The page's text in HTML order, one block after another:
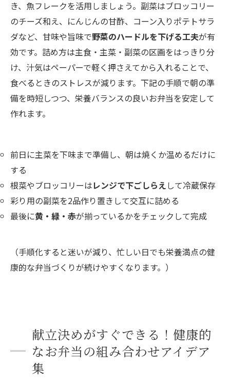
き、魚フレークを活用しましょう。副菜はブロッコリー
のチーズ和え、にんじんの甘酢、コーン入りポテトサラ
ダなど、甘味や旨味で野菜のハードルを下げる工夫が有
効です。詰め方は主食・主菜・副菜の区画をはっきり分
け、汁気はペーパーで軽く押さえてから入れることで、
食べるときのストレスが減ります。下記の手順で朝の準
備を時短しつつ、栄養バランスの良いお弁当を安定して
作れます。
前日に主菜を下味まで準備し、朝は焼くか温めるだけに
する
根菜やブロッコリーはレンジで下ごしらえして冷蔵保存
彩り用の副菜を2品作り置きして交互に詰める
最後に黄・緑・赤が揃っているかをチェックして完成
（手順化すると迷いが減り、忙しい日でも栄養満点の健
康的な弁当づくりが続けやすくなります。）
献立決めがすぐできる！健康的
なお弁当の組み合わせアイデア
集